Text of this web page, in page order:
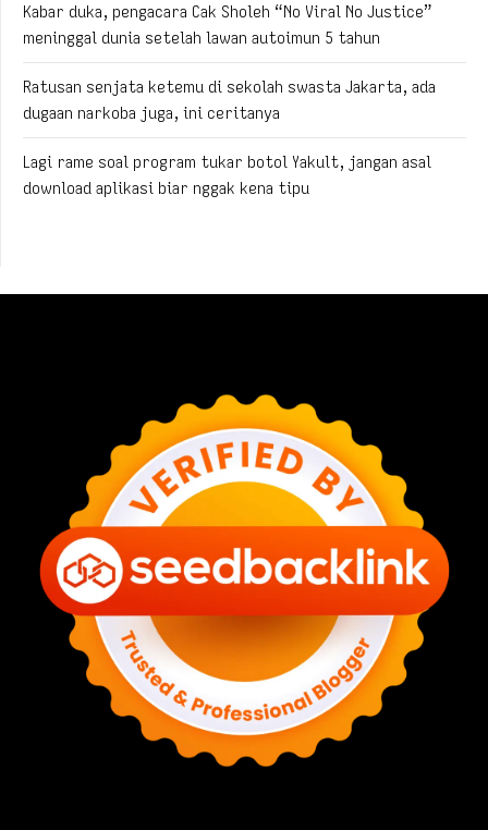
Kabar duka, pengacara Cak Sholeh “No Viral No Justice”
meninggal dunia setelah lawan autoimun 5 tahun
Ratusan senjata ketemu di sekolah swasta Jakarta, ada
dugaan narkoba juga, ini ceritanya
Lagi rame soal program tukar botol Yakult, jangan asal
download aplikasi biar nggak kena tipu